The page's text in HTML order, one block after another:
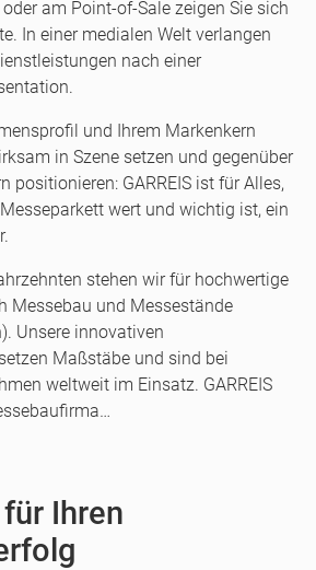
am Point-of-Sale zeigen Sie sich
In einer medialen Welt verlangen
nach einer
und Ihrem Markenkern
in Szene setzen und gegenüber
positionieren: GARREIS ist für Alles,
wert und wichtig ist, ein
stehen wir für hochwertige
Messebau und Messestände
Unsere innovativen
Maßstäbe und sind bei
weltweit im Einsatz. GARREIS
Ihren